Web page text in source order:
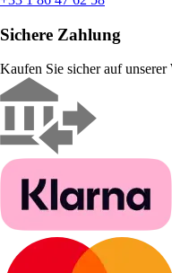
Sichere Zahlung
Kaufen Sie sicher auf unserer